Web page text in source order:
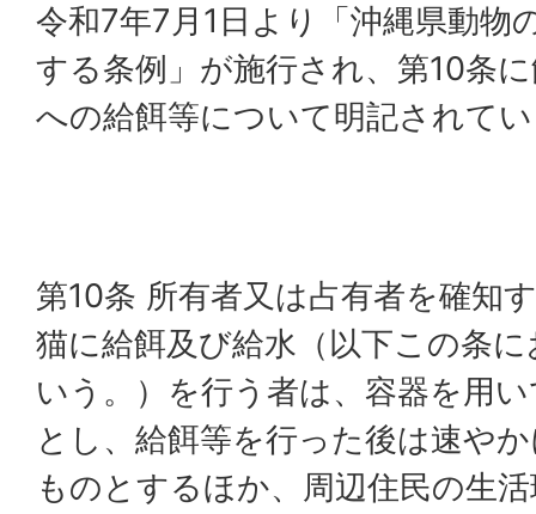
令和7年7月1日より「沖縄県動物
する条例」が施行され、第10条
への給餌等について明記されて
第10条 所有者又は占有者を確知
猫に給餌及び給水（以下この条
いう。）を行う者は、容器を用
とし、給餌等を行った後は速や
ものとするほか、周辺住民の生